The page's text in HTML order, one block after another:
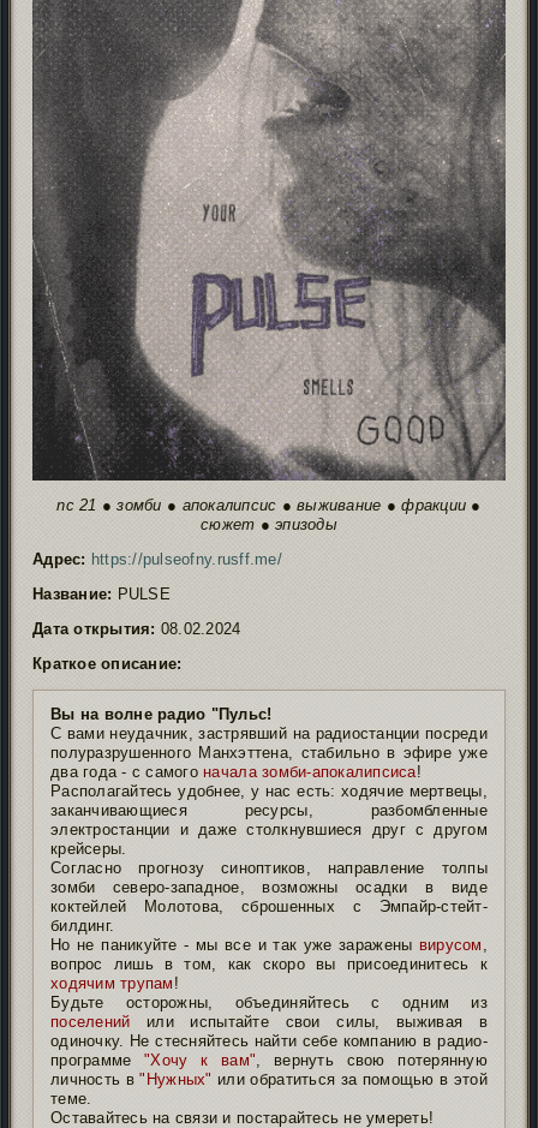
nc 21 ● зомби ● апокалипсис ● выживание ● фракции ●
сюжет ● эпизоды
Адрес: https://pulseofny.rusff.me/
Название: PULSE
Дата открытия: 08.02.2024
Краткое описание:
Вы на волне радио "Пульс!
С вами неудачник, застрявший на радиостанции посреди
полуразрушенного Манхэттена, стабильно в эфире уже
два года - с самогоначала зомби-апокалипсиса!
Располагайтесь удобнее, у нас есть: ходячие мертвецы,
заканчивающиеся ресурсы, разбомбленные
электростанции и даже столкнувшиеся друг с другом
крейсеры.
Согласно прогнозу синоптиков, направление толпы
зомби северо-западное, возможны осадки в виде
коктейлей Молотова, сброшенных с Эмпайр-стейт-
билдинг.
Но не паникуйте - мы все и так уже заражены вирусом
вопрос лишь в том, как скоро вы присоединитесь к
ходячим трупам !
Будьте осторожны, объединяйтесь с одним из
поселений или испытайте свои силы, выживая в
одиночку. Не стесняйтесь найти себе компанию в радио-
программе"Хочу к вам" , вернуть свою потерянную
личность в"Нужных" или обратиться за помощью в этой
теме.
Оставайтесь на связи и постарайтесь не умереть!